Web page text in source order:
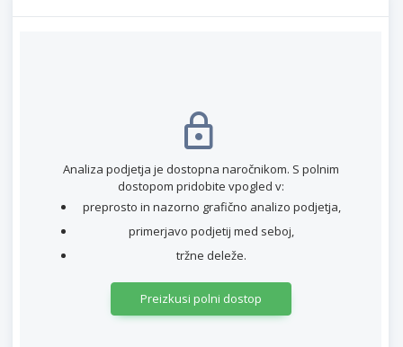
Analiza podjetja je dostopna naročnikom. S polnim
dostopom pridobite vpogled v:
preprosto in nazorno grafično analizo podjetja,
primerjavo podjetij med seboj,
tržne deleže.
Preizkusi polni dostop